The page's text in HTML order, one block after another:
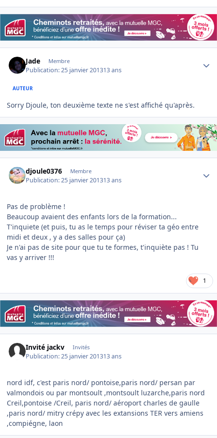
Jade Membre
Publication:25 janvier 201313 ans
AUTEUR
Sorry Djoule, ton deuxième texte ne s'est affiché qu'après.
djoule0376 Membre
Publication:25 janvier 201313 ans
Pas de problème !
Beaucoup avaient des enfants lors de la formation...
T'inquiete (et puis, tu as le temps pour réviser ta géo entre
midi et deux , y a des salles pour ça)
Je n'ai pas de site pour que tu te formes, t'inquiète pas ! Tu
vas y arriver !!!
1
Invité jackv Invités
Publication:25 janvier 201313 ans
nord idf, c'est paris nord/ pontoise,paris nord/ persan par
valmondois ou par montsoult ,montsoult luzarche,paris nord
Creil,pontoise /Creil, paris nord/ aéroport charles de gaulle
,paris nord/ mitry crépy avec les extansions TER vers amiens
,compiégne, laon